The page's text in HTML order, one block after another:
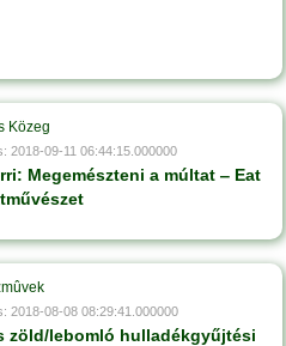
Közeg
2018-09-11 06:44:15.000000
Megemészteni a múltat ‒ Eat
2018-08-08 08:29:41.000000
zöld/lebomló hulladékgyűjtési